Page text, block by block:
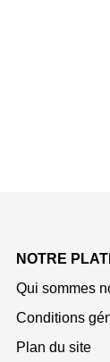
NOTRE
Qui sommes
Conditions
Plan du site